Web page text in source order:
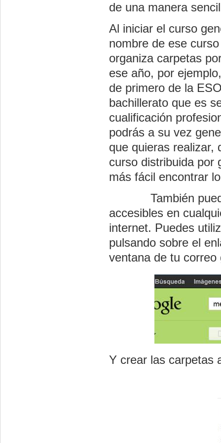
de una manera
Al iniciar el curso
nombre de ese
organiza carpetas
ese año, por
de primero de la
bachillerato que es
cualificación
podrás a su vez
que quieras realizar,
curso distribuida por
más fácil encontrar
También puedes
accesibles en
internet. Puedes
pulsando sobre el
ventana de tu correo
Y crear las carpetas